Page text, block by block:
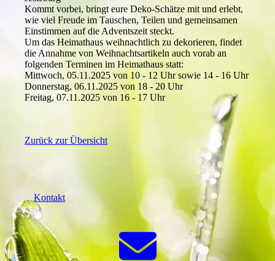
Kommt vorbei, bringt eure Deko-Schätze mit und erlebt,
wie viel Freude im Tauschen, Teilen und gemeinsamen
Einstimmen auf die Adventszeit steckt.
Um das Heimathaus weihnachtlich zu dekorieren, findet
die Annahme von Weihnachtsartikeln auch vorab an
folgenden Terminen im Heimathaus statt:
Mittwoch, 05.11.2025 von 10 - 12 Uhr sowie 14 - 16 Uhr
Donnerstag, 06.11.2025 von 18 - 20 Uhr
Freitag, 07.11.2025 von 16 - 17 Uhr
Zurück zur Übersicht
Kontakt